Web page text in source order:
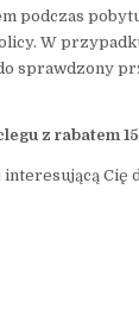
podczas
W
sprawdzony
z rabatem
Cię